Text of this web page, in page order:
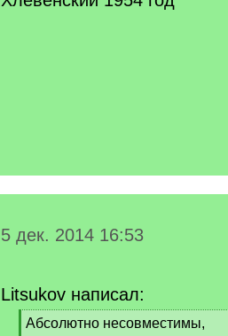
5 дек. 2014 16:53
Litsukov написал:
[
Абсолютно несовместимы,